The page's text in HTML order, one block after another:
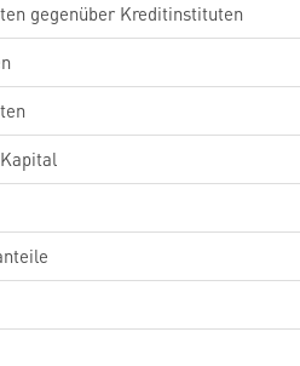
gegenüber Kreditinstituten